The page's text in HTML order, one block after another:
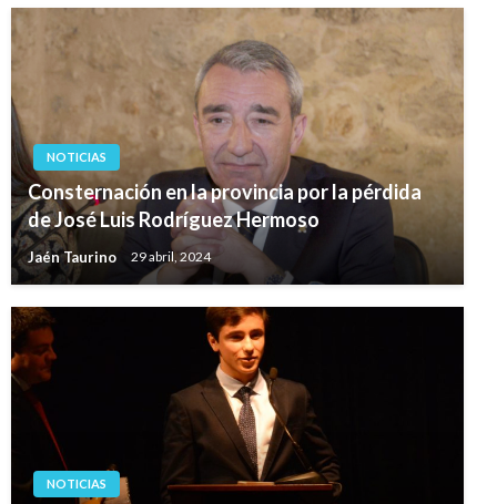
NOTICIAS
Consternación en la provincia por la pérdida
de José Luis Rodríguez Hermoso
Jaén Taurino 29 abril, 2024
NOTICIAS